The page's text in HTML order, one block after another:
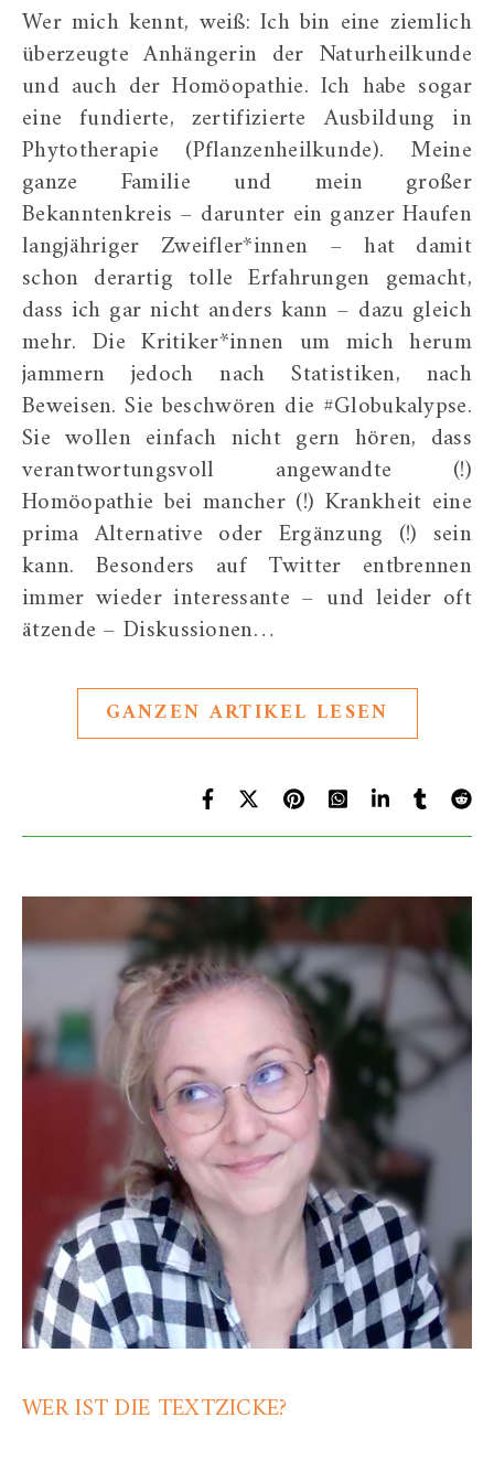
Wer mich kennt, weiß: Ich bin eine ziemlich
überzeugte Anhängerin der Naturheilkunde
und auch der Homöopathie. Ich habe sogar
eine fundierte, zertifizierte Ausbildung in
Phytotherapie (Pflanzenheilkunde). Meine
ganze Familie und mein großer
Bekanntenkreis – darunter ein ganzer Haufen
langjähriger Zweifler*innen – hat damit
schon derartig tolle Erfahrungen gemacht,
dass ich gar nicht anders kann – dazu gleich
mehr. Die Kritiker*innen um mich herum
jammern jedoch nach Statistiken, nach
Beweisen. Sie beschwören die #Globukalypse.
Sie wollen einfach nicht gern hören, dass
verantwortungsvoll angewandte (!)
Homöopathie bei mancher (!) Krankheit eine
prima Alternative oder Ergänzung (!) sein
kann. Besonders auf Twitter entbrennen
immer wieder interessante – und leider oft
ätzende – Diskussionen…
GANZEN ARTIKEL LESEN
WER IST DIE TEXTZICKE?